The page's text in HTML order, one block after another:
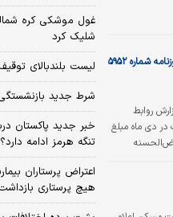
شماره ۵۹۵۲
گزارش روابط
دی ماه مبلغ
دریافت وام قرض‌الحسنه
غول موشکی کره
شلیک کرد
لیست بلندبالای
شرط جدید
خبر جدید پاکستان
تنگه هرمز ادامه دارد؟
اعتراض پرستاران
هیچ پرستاری